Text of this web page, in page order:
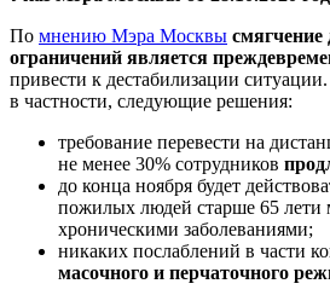
По мнению Мэра Москвы
ограничений является
привести к дестабилизации
в частности, следующие решения:
требование перевести на
не менее 30% сотрудников
до конца ноября будет
пожилых людей старше 65 лети
хроническими заболеваниями;
никаких послаблений в части
масочного и перчаточного